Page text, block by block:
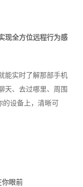
现全方位远程行为感
能实时了解那部手机
天、去过哪里、周围
设备上，清晰可
眼前